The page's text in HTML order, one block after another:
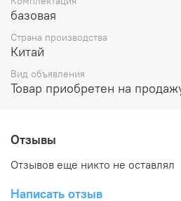
базовая
Страна производства
Китай
Вид объявления
Товар приобретен на
Отзывы
Отзывов еще никто не оставлял
Написать отзыв